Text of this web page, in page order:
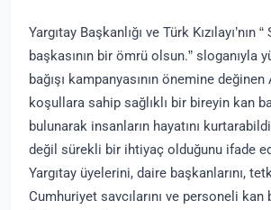
Yargıtay Başkanlığı ve Türk Kızılayı’nın
başkasının bir ömrü olsun.” sloganıyla
bağışı kampanyasının önemine
koşullara sahip sağlıklı bir bireyin kan
bulunarak insanların hayatını
değil sürekli bir ihtiyaç olduğunu ifade
Yargıtay üyelerini, daire başkanlarını,
Cumhuriyet savcılarını ve personeli kan